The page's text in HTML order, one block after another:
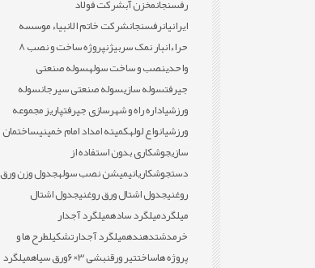
رفسنجانمخزن آبشرکت فولاد
ایرانیانرفسنجانشرکت خاتم الانبیاء موسسه
حراءانبار نمک سربیژن
پروژه ساخت و نصب 8
واحدینصب و ساخت سولهسوله صنعتی
جیرفتسوله سازیسوله صنعتی سیرجانسوله
ورزشیاداره راه و شهرسازی جیرفتپاریز مجموعه
ورزشیانواع لولهکمیته امداد امام خمینیساختمان
سازیجوشکاری بدون استفاده از
دستجوشکاریانیمیشن نصب سولهجدول وزن ورق
روغنیجدول اشتال ورق روغنیجدول اشتال
میلگردمیلگرد سادهمیلگرد آجدار
خرمدشتدهندهمیلگرد آجدارتشکیلطرح ها و
پروژه هاساختتیر ورقنبشی 3×6 ورق سیاهمیلگرد